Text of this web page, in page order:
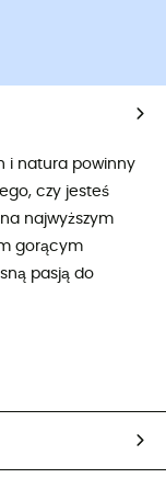
i natura powinny
czy jesteś
najwyższym
gorącym
pasją do